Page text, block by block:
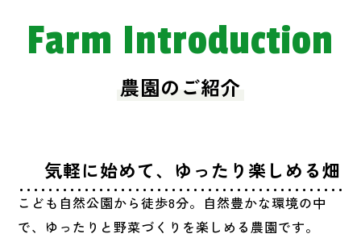
Farm Introduction
農園のご紹介
気軽に始めて、ゆったり楽しめる畑
こども自然公園から徒歩8分。自然豊かな環境の中
で、ゆったりと野菜づくりを楽しめる農園です。